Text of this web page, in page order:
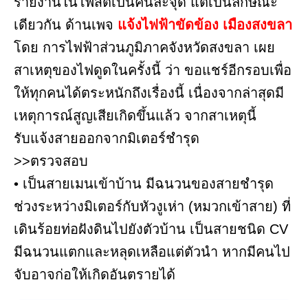
เดียวกัน ด้านเพจ แจ้งไฟฟ้าขัดข้อง เมืองสงขลา
โดย การไฟฟ้าส่วนภูมิภาคจังหวัดสงขลา เผย
สาเหตุของไฟดูดในครั้งนี้ ว่า ขอแชร์อีกรอบเพื่อ
ให้ทุกคนได้ตระหนักถึงเรื่องนี้ เนื่องจากล่าสุดมี
เหตุการณ์สูญเสียเกิดขึ้นแล้ว จากสาเหตุนี้
รับแจ้งสายออกจากมิเตอร์ชำรุด
>>ตรวจสอบ
• เป็นสายเมนเข้าบ้าน มีฉนวนของสายชำรุด
ช่วงระหว่างมิเตอร์กับหัวงูเห่า (หมวกเข้าสาย) ที่
เดินร้อยท่อฝังดินไปยังตัวบ้าน เป็นสายชนิด CV
มีฉนวนแตกและหลุดเหลือแต่ตัวนำ หากมีคนไป
จับอาจก่อให้เกิดอันตรายได้